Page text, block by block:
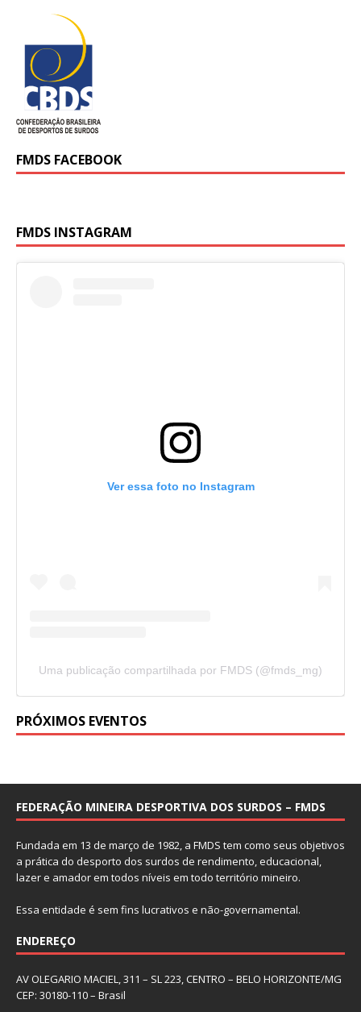
FMDS FACEBOOK
FMDS INSTAGRAM
Ver essa foto no Instagram
Uma publicação compartilhada por FMDS (@fmds_mg)
PRÓXIMOS EVENTOS
FEDERAÇÃO MINEIRA DESPORTIVA DOS SURDOS – FMDS
Fundada em 13 de março de 1982, a FMDS tem como seus objetivos
a prática do desporto dos surdos de rendimento, educacional,
lazer e amador em todos níveis em todo território mineiro.
Essa entidade é sem fins lucrativos e não-governamental.
ENDEREÇO
AV OLEGARIO MACIEL, 311 – SL 223, CENTRO – BELO HORIZONTE/MG
CEP: 30180-110 – Brasil